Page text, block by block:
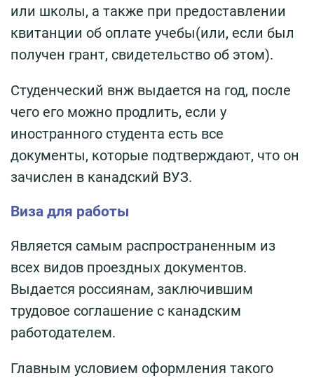
или школы, а также при предоставлении
квитанции об оплате учебы(или, если был
получен грант, свидетельство об этом).
Студенческий внж выдается на год, после
чего его можно продлить, если у
иностранного студента есть все
документы, которые подтверждают, что он
зачислен в канадский ВУЗ.
Виза для работы
Является самым распространенным из
всех видов проездных документов.
Выдается россиянам, заключившим
трудовое соглашение с канадским
работодателем.
Главным условием оформления такого